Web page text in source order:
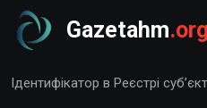
Gazetahm.org
Ідентифікатор в Реєстрі